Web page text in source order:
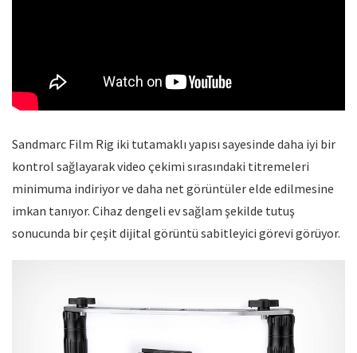
Sandmarc Film Rig iki tutamaklı yapısı sayesinde daha iyi bir
kontrol sağlayarak video çekimi sırasındaki titremeleri
minimuma indiriyor ve daha net görüntüler elde edilmesine
imkan tanıyor. Cihaz dengeli ev sağlam şekilde tutuş
sonucunda bir çeşit dijital görüntü sabitleyici görevi görüyor.